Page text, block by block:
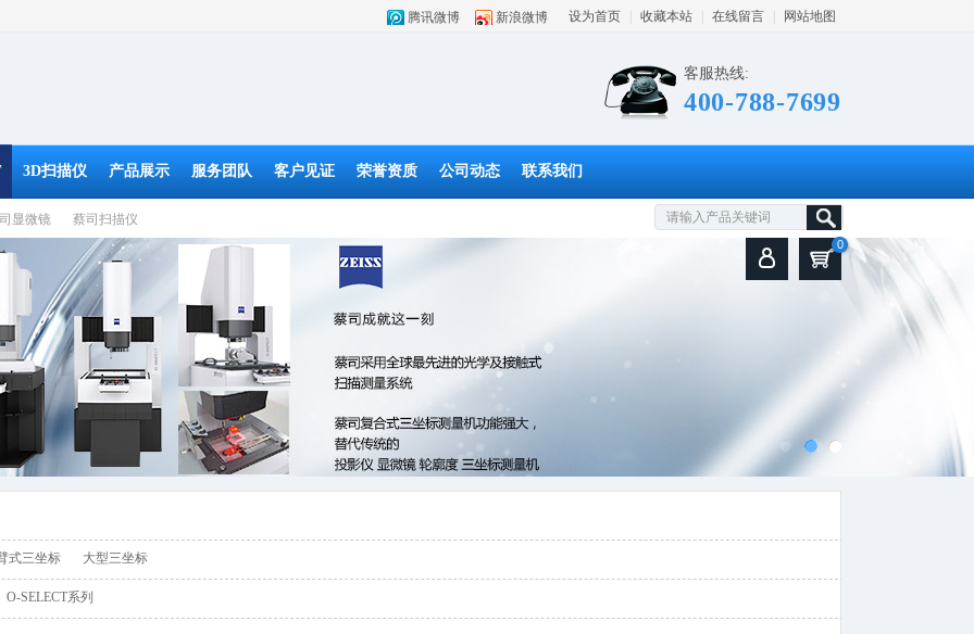
腾讯微博 新浪微博 设为首页 收藏本站 在线留言 网站地图
客服热线:
400-788-7699
3D扫描仪 产品展示 服务团队 客户见证 荣誉资质 公司动态 联系我们
显微镜 蔡司扫描仪
0
入中
式三坐标 大型三坐标
O-SELECT系列